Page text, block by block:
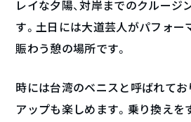
レイな夕陽、対岸までのクルージ
す。土日には大道芸人がパフォー
賑わう憩の場所です。
時には台湾のベニスと呼ばれてお
アップも楽しめます。乗り換え